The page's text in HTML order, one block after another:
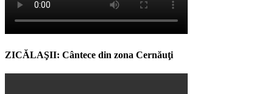
ZICĂLAŞII: Cântece din zona Cernăuţi